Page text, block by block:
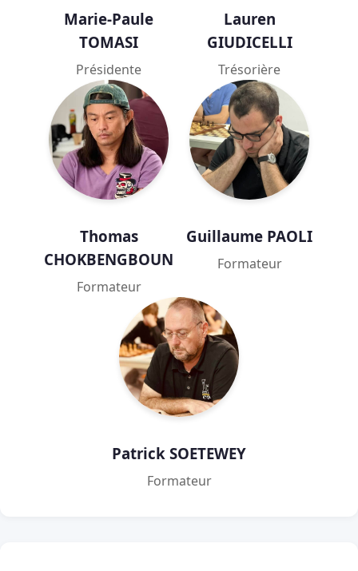
Marie-Paule
TOMASI
Présidente
Lauren
GIUDICELLI
Trésorière
Thomas
CHOKBENGBOUN
Formateur
Guillaume PAOLI
Formateur
Patrick SOETEWEY
Formateur